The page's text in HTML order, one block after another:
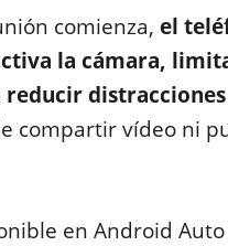
comienza, el
la cámara,
compartir vídeo ni
en Android